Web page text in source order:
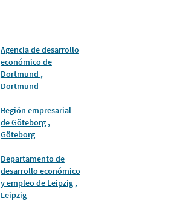
Agencia de desarrollo
económico de
Dortmund ,
Dortmund
Región empresarial
de Göteborg ,
Göteborg
Departamento de
desarrollo económico
y empleo de Leipzig ,
Leipzig